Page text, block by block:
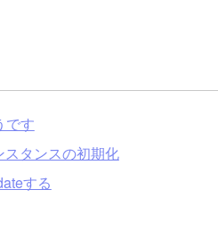
です
タンスの初期化
する